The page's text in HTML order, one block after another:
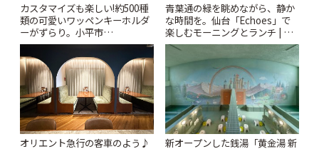
カスタマイズも楽しい!約500種
類の可愛いワッペンキーホルダ
ーがずらり。小平市
「Kimamaya T&K」 | ことりっ
ぷ
青葉通の緑を眺めながら、静か
な時間を。仙台「Echoes」で
楽しむモーニングとランチ | こ
とりっぷ
オリエント急行の客車のよう♪
新オープンした銭湯「黄金湯 新